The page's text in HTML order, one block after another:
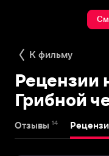
К фильму
Рецензии
Грибной
Отзывы 14